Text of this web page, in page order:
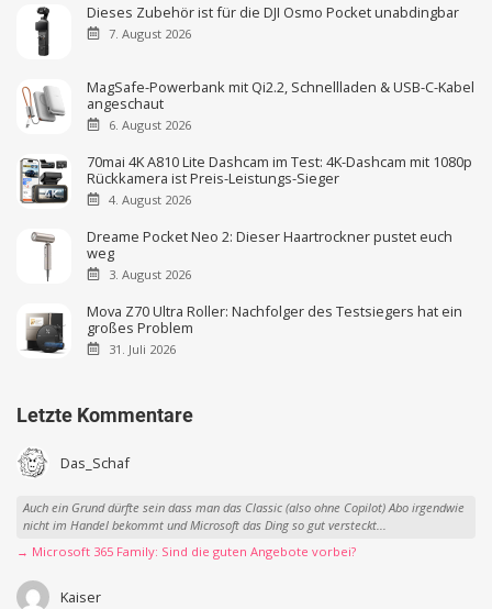
Dieses Zubehör ist für die DJI Osmo Pocket unabdingbar
7. August 2026
MagSafe-Powerbank mit Qi2.2, Schnellladen & USB-C-Kabel
angeschaut
6. August 2026
70mai 4K A810 Lite Dashcam im Test: 4K-Dashcam mit 1080p
Rückkamera ist Preis-Leistungs-Sieger
4. August 2026
Dreame Pocket Neo 2: Dieser Haartrockner pustet euch
weg
3. August 2026
Mova Z70 Ultra Roller: Nachfolger des Testsiegers hat ein
großes Problem
31. Juli 2026
Letzte Kommentare
Das_Schaf
Auch ein Grund dürfte sein dass man das Classic (also ohne Copilot) Abo irgendwie
nicht im Handel bekommt und Microsoft das Ding so gut versteckt...
→ Microsoft 365 Family: Sind die guten Angebote vorbei?
Kaiser